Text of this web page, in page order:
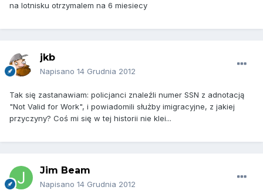
na lotnisku otrzymalem na 6 miesiecy
jkb
Napisano 14 Grudnia 2012
Tak się zastanawiam: policjanci znaleźli numer SSN z adnotacją
"Not Valid for Work", i powiadomili służby imigracyjne, z jakiej
przyczyny? Coś mi się w tej historii nie klei...
Jim Beam
Napisano 14 Grudnia 2012